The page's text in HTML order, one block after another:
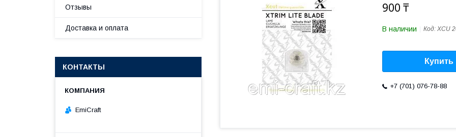
900 ₸
В наличии Код: XCU
Купить
+7 (701) 076-78-88
Отзывы
Доставка и оплата
КОНТАКТЫ
EmiCraft